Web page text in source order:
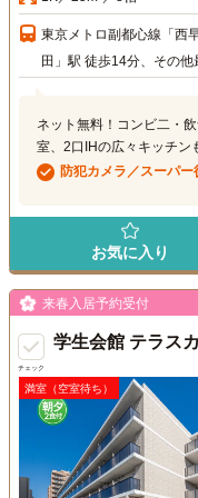
東京メトロ副都心線「西
田」駅 徒歩14分、その他
ネット無料！コンビ二・
室、2口IHの広々キッチン
防犯カメラ／スーパ
お気に入り
チェック
来春入居予約受付
学生会館 テラス
満室（空室待ち）